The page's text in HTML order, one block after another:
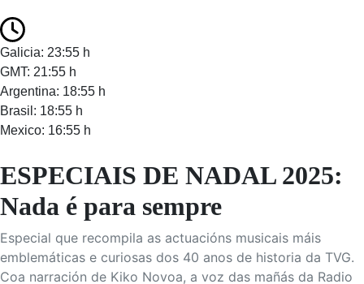
Galicia: 23:55 h
GMT: 21:55 h
Argentina: 18:55 h
Brasil: 18:55 h
Mexico: 16:55 h
ESPECIAIS DE NADAL 2025:
Nada é para sempre
Especial que recompila as actuacións musicais máis
emblemáticas e curiosas dos 40 anos de historia da TVG.
Coa narración de Kiko Novoa, a voz das mañás da Radio